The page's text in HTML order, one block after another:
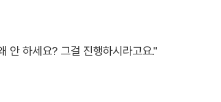
안 하세요? 그걸 진행하시라고요."